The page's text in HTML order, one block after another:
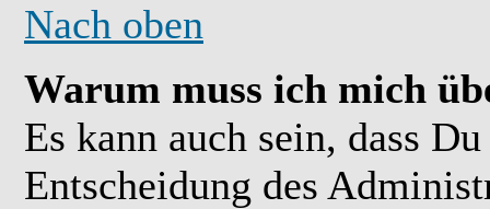
Nach oben
Warum muss ich mich
Es kann auch sein, dass
Entscheidung des